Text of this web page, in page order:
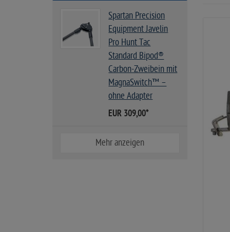
Spartan Precision
Equipment Javelin
Pro Hunt Tac
Standard Bipod®
Carbon-Zweibein mit
MagnaSwitch™ –
ohne Adapter
EUR 309,00*
Mehr anzeigen